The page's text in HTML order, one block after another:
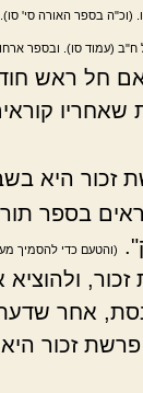
(וכ"ה בספר האורה סי'
(עמוד סו). ובספר
חל ראש
זכור היא
בספר
(והטעם כדי להסמיך
אחר שדעת
זכור